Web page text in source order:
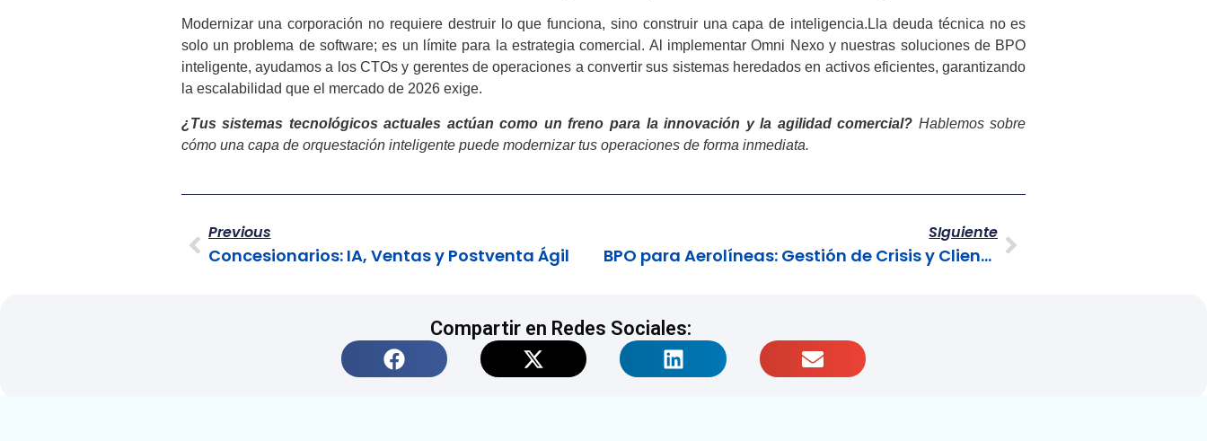
Modernizar una corporación no requiere destruir lo que funciona, sino construir una capa de inteligencia.L la deuda técnica no es
solo un problema de software; es un límite para la estrategia comercial. Al implementar Omni Nexo y nuestras soluciones de BPO
inteligente, ayudamos a los CTOs y gerentes de operaciones a convertir sus sistemas heredados en activos eficientes, garantizando
la escalabilidad que el mercado de 2026 exige.
¿Tus sistemas tecnológicos actuales actúan como un freno para la innovación y la agilidad comercial? Hablemos sobre
cómo una capa de orquestación inteligente puede modernizar tus operaciones de forma inmediata.
Previous
Concesionarios: IA, Ventas y Postventa Ágil
SIguiente
BPO para Aerolíneas: Gestión de Crisis y Clientes de Altura
Compartir en Redes Sociales: